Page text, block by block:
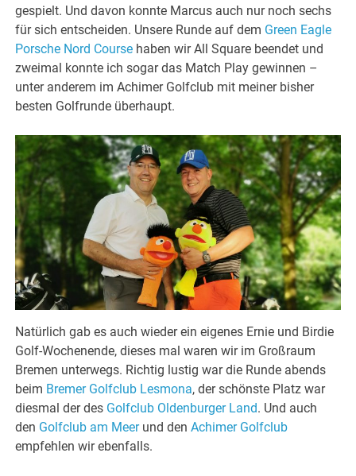
gespielt. Und davon konnte Marcus auch nur noch sechs
für sich entscheiden. Unsere Runde auf dem Green Eagle
Porsche Nord Course haben wir All Square beendet und
zweimal konnte ich sogar das Match Play gewinnen –
unter anderem im Achimer Golfclub mit meiner bisher
besten Golfrunde überhaupt.
Natürlich gab es auch wieder ein eigenes Ernie und Birdie
Golf-Wochenende, dieses mal waren wir im Großraum
Bremen unterwegs. Richtig lustig war die Runde abends
beim Bremer Golfclub Lesmona, der schönste Platz war
diesmal der des Golfclub Oldenburger Land. Und auch
den Golfclub am Meerund denAchimer Golfclub
empfehlen wir ebenfalls.